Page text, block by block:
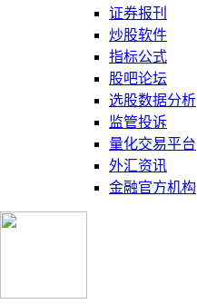
证券报刊
炒股软件
指标公式
股吧论坛
选股数据分析
监管投诉
量化交易平台
外汇资讯
金融官方机构